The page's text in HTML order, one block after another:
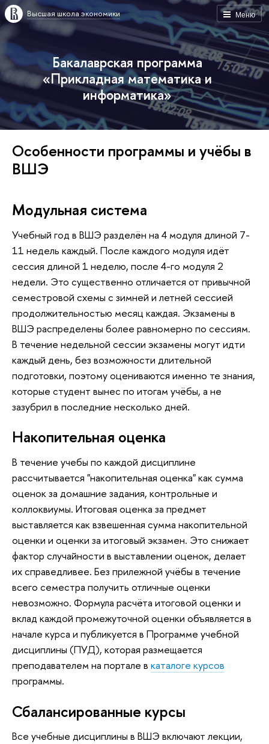
Меню
Высшая школа экономики
Бакалаврская программа
«Прикладная математика и
информатика»
Особенности программы и учёбы в
ВШЭ
Модульная система
Учебный год в ВШЭ разделён на 4 модуля длиной 7-
11 недель каждый. После каждого модуля идёт
сессия длиной 1 неделю, после 4-го модуля 2
недели. Это существенно отличается от привычной
семестровой схемы с зимней и летней сессией
продолжительностью месяц каждая. Экзамены в
ВШЭ распределены более равномерно по сессиям.
В течение недельной сессии экзамены могут идти
каждый день, без возможности длительной
подготовки, поэтому оцениваются именно те знания,
которые студент вынес по итогам учёбы, а не
зазубрил в последние несколько дней.
Накопительная оценка
В течение учебы по каждой дисциплине
рассчитывается "накопительная оценка" как сумма
оценок за домашние задания, контрольные и
коллоквиумы. Итоговая оценка за предмет
выставляется как взвешенная сумма накопительной
оценки и оценки за итоговый экзамен. Это снижает
фактор случайности в выставлении оценок, делает
их справедливее. Без прилежной учёбы в течение
всего семестра получить отличные оценки
невозможно. Формула расчёта итоговой оценки и
вклад каждой промежуточной оценки объявляется в
начале курса и публикуется в Программе учебной
дисциплины (ПУД), которая размещается
преподавателем на портале в каталоге курсов
программы.
Сбалансированные курсы
Все учебные дисциплины в ВШЭ включают лекции,